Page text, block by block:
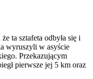
ta sztafeta odbyła się i
wyruszyli w asyście
Przekazującym
pierwsze jej 5 km oraz